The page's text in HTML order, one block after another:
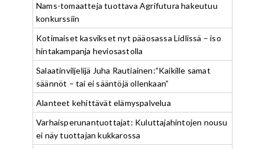
Nams-tomaatteja tuottava Agrifutura hakeutuu
konkurssiin
Kotimaiset kasvikset nyt pääosassa Lidlissä – iso
hintakampanja heviosastolla
Salaatinviljelijä Juha Rautiainen:”Kaikille samat
säännöt – tai ei sääntöjä ollenkaan”
Alanteet kehittävät elämyspalvelua
Varhaisperunantuottajat: Kuluttajahintojen nousu
ei näy tuottajan kukkarossa